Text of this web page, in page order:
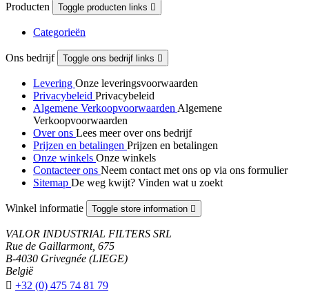
Producten Toggle producten links 
Categorieën
Ons bedrijf Toggle ons bedrijf links 
Levering Onze leveringsvoorwaarden
Privacybeleid Privacybeleid
Algemene Verkoopvoorwaarden Algemene
Verkoopvoorwaarden
Over ons Lees meer over ons bedrijf
Prijzen en betalingen Prijzen en betalingen
Onze winkels Onze winkels
Contacteer ons Neem contact met ons op via ons formulier
Sitemap De weg kwijt? Vinden wat u zoekt
Winkel informatie Toggle store information 
VALOR INDUSTRIAL FILTERS SRL
Rue de Gaillarmont, 675
B-4030 Grivegnée (LIEGE)
België
 +32 (0) 475 74 81 79